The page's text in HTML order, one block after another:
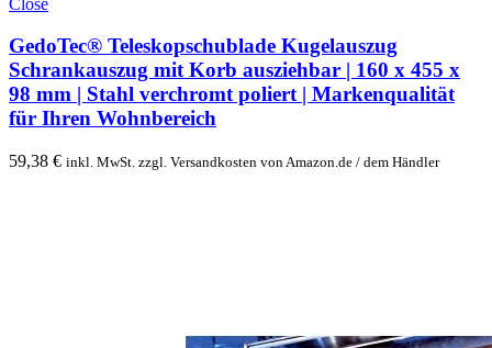
GedoTec® Teleskopschublade Kugelauszug
Schrankauszug mit Korb ausziehbar | 160 x 455 x
98 mm | Stahl verchromt poliert | Markenqualität
für Ihren Wohnbereich
59,38 € inkl. MwSt. zzgl. Versandkosten von Amazon.de / dem Händler